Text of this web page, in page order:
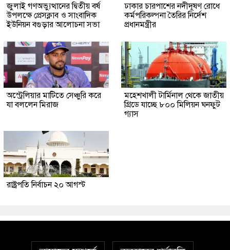
জুলাই গণঅভ্যুত্থানের দ্বিতীয় বর্ষ
উপলক্ষে প্রেসক্লাব ও সাংবাদিক
ইউনিয়ন বগুড়ার আলোচনা সভা
ঢাকার চারপাশের নদীদূষণ রোধে
কর্মপরিকল্পনা তৈরির নির্দেশ
প্রধানমন্ত্রীর
অস্ট্রেলিয়ার মাটিতে সেঞ্চুরি করে
যা বললেন মিরাজ
মহেশখালী টার্মিনাল থেকে জাতীয়
গ্রিডে যাচ্ছে ৮০০ মিলিয়ন ঘনফুট
গ্যাস
রাষ্ট্রপতি নির্বাচন ২০ আগস্ট